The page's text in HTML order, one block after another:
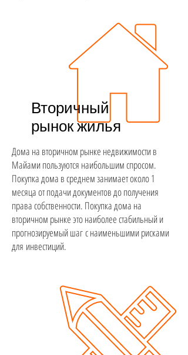
Вторичный
рынок жилья
Дома на вторичном рынке недвижимости в
Майами пользуются наибольшим спросом.
Покупка дома в среднем занимает около 1
месяца от подачи документов до получения
права собственности. Покупка дома на
вторичном рынке это наиболее стабильный и
прогнозируемый шаг с наименьшими рисками
для инвестиций.